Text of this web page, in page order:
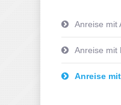
Anreise mit
Anreise mit
Anreise